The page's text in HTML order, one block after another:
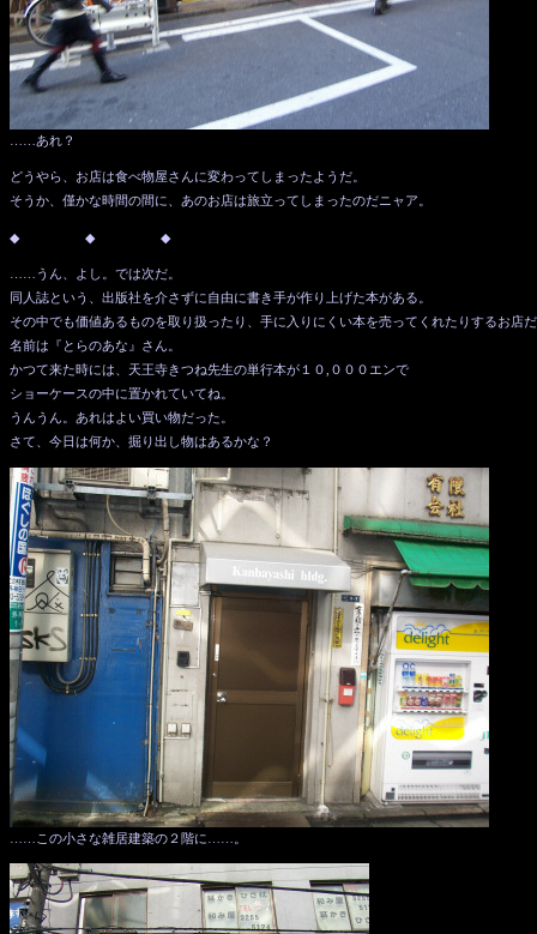
……あれ？
どうやら、お店は食べ物屋さんに変わってしまったようだ。
そうか、僅かな時間の間に、あのお店は旅立ってしまったのだニャア。
◆ ◆ ◆
……うん、よし。では次だ。
同人誌という、出版社を介さずに自由に書き手が作り上げた本がある。
その中でも価値あるものを取り扱ったり、手に入りにくい本を売ってくれたりするお店
名前は『とらのあな』さん。
かつて来た時には、天王寺きつね先生の単行本が１０,０００エンで
ショーケースの中に置かれていてね。
うんうん。あれはよい買い物だった。
さて、今日は何か、掘り出し物はあるかな？
……この小さな雑居建築の２階に……。